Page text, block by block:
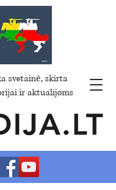
svetainė, skirta
ir aktualijoms